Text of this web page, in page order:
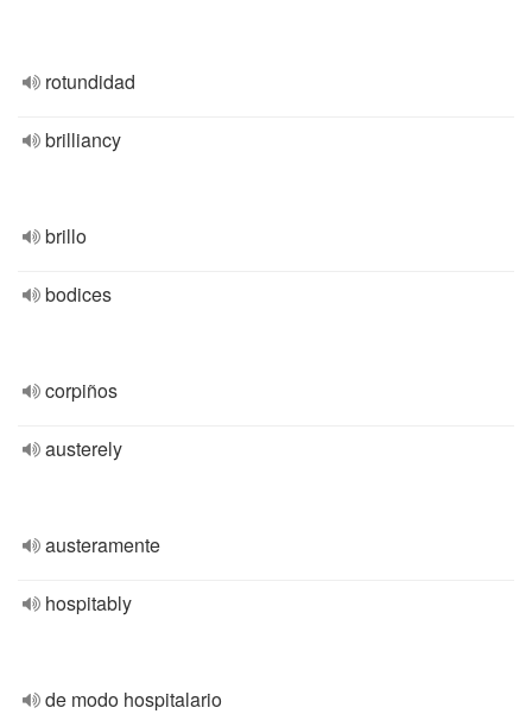
rotundidad
brilliancy
brillo
bodices
corpiños
austerely
austeramente
hospitably
de modo hospitalario